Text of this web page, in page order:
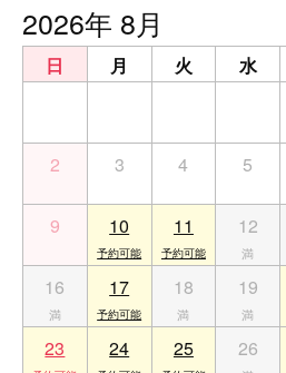
2026年 8月
日 月 火 水
2 3 4 5
9 10 11 12
16 17 18 19
23 24 25 26